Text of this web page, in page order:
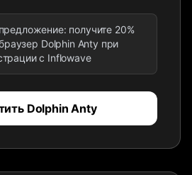
получите 20%
Dolphin Anty при
с Inflowave
Dolphin Anty